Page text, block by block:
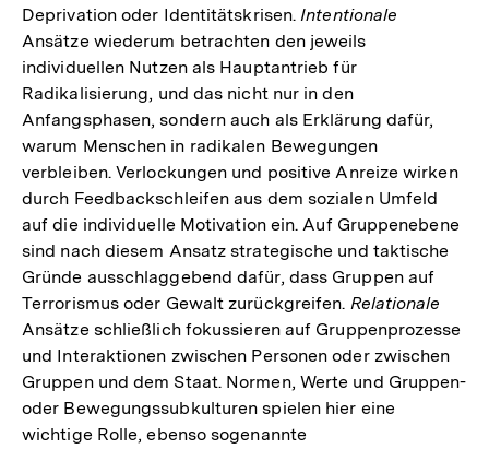
Deprivation oder Identitätskrisen. Intentionale
Ansätze wiederum betrachten den jeweils
individuellen Nutzen als Hauptantrieb für
Radikalisierung, und das nicht nur in den
Anfangsphasen, sondern auch als Erklärung dafür,
warum Menschen in radikalen Bewegungen
verbleiben. Verlockungen und positive Anreize wirken
durch Feedbackschleifen aus dem sozialen Umfeld
auf die individuelle Motivation ein. Auf Gruppenebene
sind nach diesem Ansatz strategische und taktische
Gründe ausschlaggebend dafür, dass Gruppen auf
Terrorismus oder Gewalt zurückgreifen. Relationale
Ansätze schließlich fokussieren auf Gruppenprozesse
und Interaktionen zwischen Personen oder zwischen
Gruppen und dem Staat. Normen, Werte und Gruppen-
oder Bewegungssubkulturen spielen hier eine
wichtige Rolle, ebenso sogenannte